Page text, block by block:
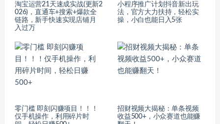
淘宝运营21天速成实战(更新2
026)，直通车+搜索+爆款全
链路，新手快速实现店铺月
入过万
小程序推广计划抖音新出玩
法，官方大力扶持，轻松实
操，小白也能日入5张
零门槛 即刻闪赚项目！！！
仅手机操作，利用碎片时
招财视频大揭秘：单条视频
收益500+，小众赛道也能赚